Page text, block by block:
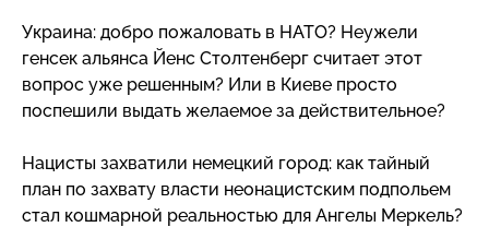
Украина: добро пожаловать в НАТО? Неужели
генсек альянса Йенс Столтенберг считает этот
вопрос уже решенным? Или в Киеве просто
поспешили выдать желаемое за действительное?
Нацисты захватили немецкий город: как тайный
план по захвату власти неонацистским подпольем
стал кошмарной реальностью для Ангелы Меркель?